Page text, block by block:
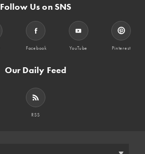
Follow Us on SNS
Facebook YouTube Pinterest
Our Daily Feed
RSS